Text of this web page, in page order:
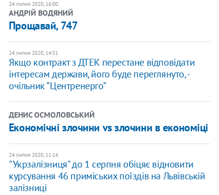
24 липня 2020, 16:00
АНДРІЙ ВОДЯНИЙ
Прощавай, 747
24 липня 2020, 14:51
Якщо контракт з ДТЕК перестане відповідати
інтересам держави, його буде переглянуто, -
очільник “Центренерго”
ДЕНИС ОСМОЛОВСЬКИЙ
Економічні злочини vs злочини в економіці
24 липня 2020, 11:14
"Укрзалізниця" до 1 серпня обіцяє відновити
курсування 46 приміських поїздів на Львівській
залізниці